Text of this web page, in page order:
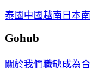
泰國 中國越南 日本
Gohub
關於我們職缺成為